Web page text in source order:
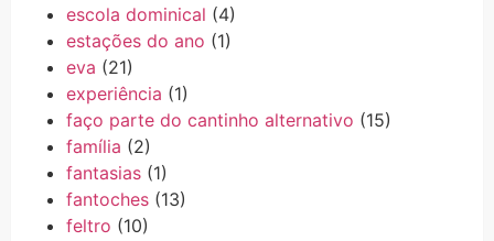
escola dominical (4)
estações do ano (1)
eva (21)
experiência (1)
faço parte do cantinho alternativo (15)
família (2)
fantasias (1)
fantoches (13)
feltro (10)